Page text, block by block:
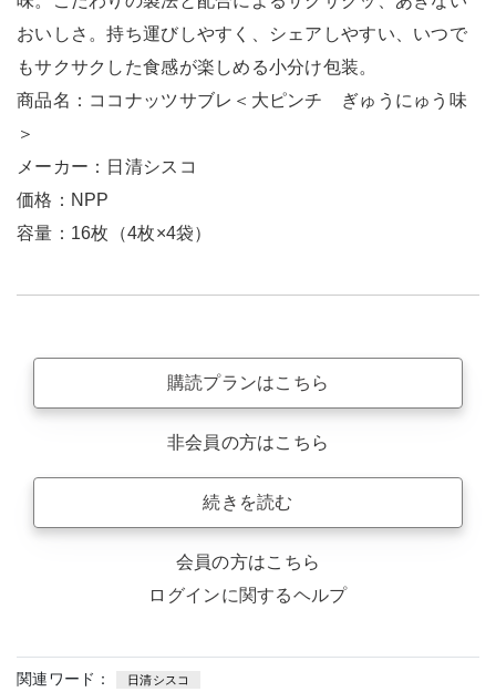
おいしさ。持ち運びしやすく、シェアしやすい、いつで
もサクサクした食感が楽しめる小分け包装。
商品名：ココナッツサブレ＜大ピンチ ぎゅうにゅう味
＞
メーカー：日清シスコ
価格：NPP
容量：16枚（4枚×4袋）
購読プランはこちら
非会員の方はこちら
続きを読む
会員の方はこちら
ログインに関するヘルプ
関連ワード： 日清シスコ